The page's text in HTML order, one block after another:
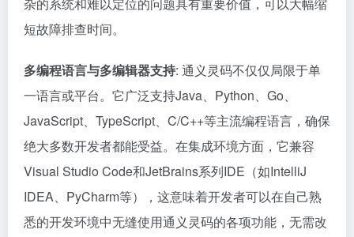
短故障排查时间。
多编程语言与多编辑器支持: 通义灵码不仅仅局限于单
一语言或平台。它广泛支持Java、Python、Go、
JavaScript、TypeScript、C/C++等主流编程语言，确保
绝大多数开发者都能受益。在集成环境方面，它兼容
Visual Studio Code和JetBrains系列IDE（如IntelliJ
IDEA、PyCharm等），这意味着开发者可以在自己熟
悉的开发环境中无缝使用通义灵码的各项功能，无需改